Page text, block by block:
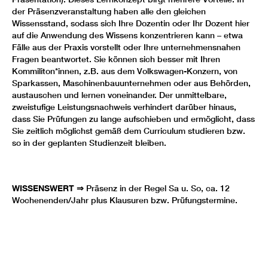
der Präsenzveranstaltung haben alle den gleichen
Wissensstand, sodass sich Ihre Dozentin oder Ihr Dozent hier
auf die Anwendung des Wissens konzentrieren kann – etwa
Fälle aus der Praxis vorstellt oder Ihre unternehmensnahen
Fragen beantwortet. Sie können sich besser mit Ihren
Kommiliton*innen, z.B. aus dem Volkswagen-Konzern, von
Sparkassen, Maschinenbauunternehmen oder aus Behörden,
austauschen und lernen voneinander. Der unmittelbare,
zweistufige Leistungsnachweis verhindert darüber hinaus,
dass Sie Prüfungen zu lange aufschieben und ermöglicht, dass
Sie zeitlich möglichst gemäß dem Curriculum studieren bzw.
so in der geplanten Studienzeit bleiben.
WISSENSWERT ⇒ Präsenz in der Regel Sa u. So, ca. 12
Wochenenden/Jahr plus Klausuren bzw. Prüfungstermine.